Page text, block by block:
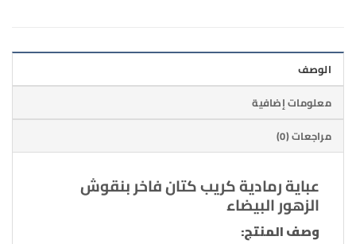
الوصف
معلومات إضافية
مراجعات (0)
عباية رمادية كريب كتان فاخر بنقوش
الزهور البيضاء
وصف المنتج: